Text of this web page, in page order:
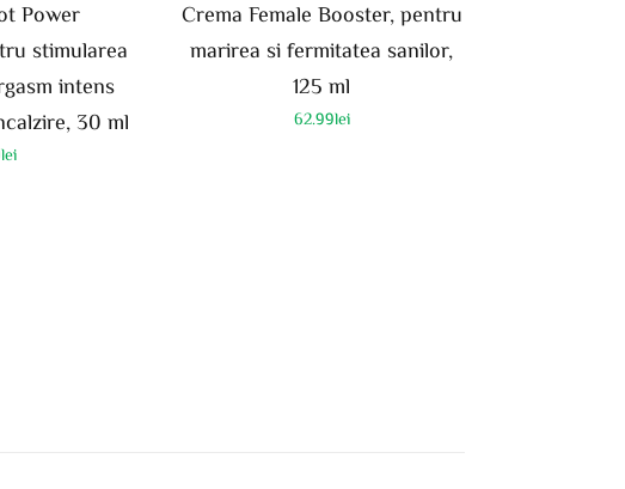
Power
stimularea
intens
30 ml
lei
Crema Female Booster, pentru
marirea si fermitatea sanilor,
125 ml
62.99lei